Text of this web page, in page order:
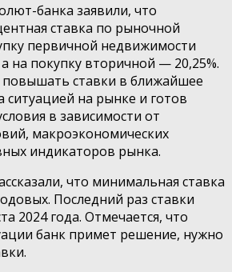
банка заявили, что
ставка по рыночной
первичной недвижимости
а на покупку вторичной — 20,25%.
повышать ставки в ближайшее
ситуацией на рынке и готов
в зависимости от
макроэкономических
индикаторов рынка.
что минимальная ставка
Последний раз ставки
2024 года. Отмечается, что
банк примет решение, нужно